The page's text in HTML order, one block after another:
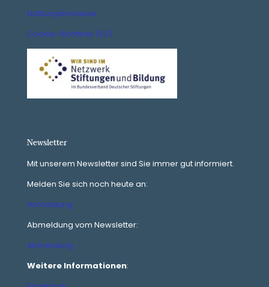
Haftungshinweise
Cookie-Richtlinie (EU)
Newsletter
Mit unserem Newsletter sind Sie immer gut informiert.
Melden Sie sich noch heute an:
Anmeldung
Abmeldung vom Newsletter:
Abmeldung
Weitere Informationen: